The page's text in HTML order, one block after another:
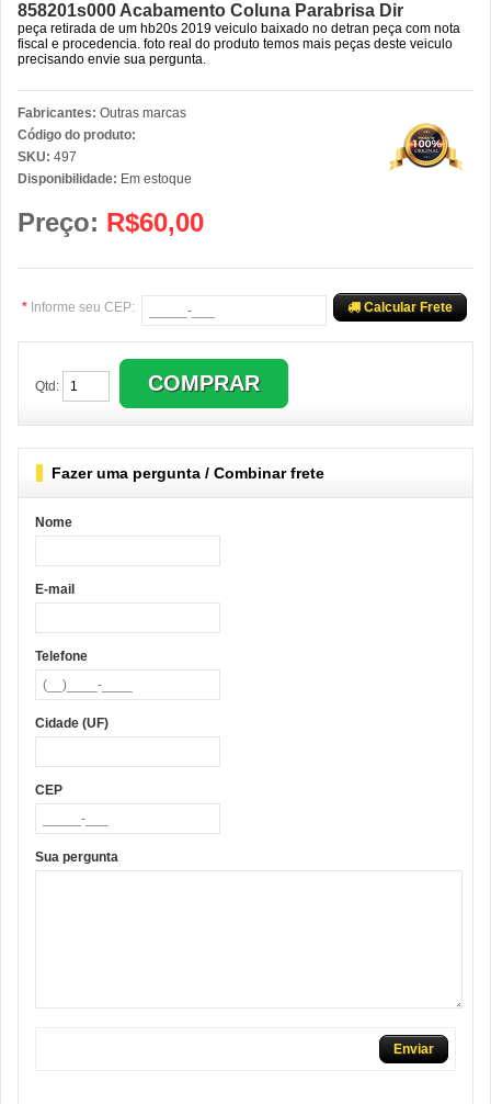
858201s000 Acabamento Coluna Parabrisa Dir
peça retirada de um hb20s 2019 veiculo baixado no detran peça com nota
fiscal e procedencia. foto real do produto temos mais peças deste veiculo
precisando envie sua pergunta.
Fabricantes: Outras marcas
Código do produto:
SKU: 497
Disponibilidade: Em estoque
Preço: R$60,00
* Informe seu CEP: Calcular Frete
Qtd:
Fazer uma pergunta / Combinar frete
Nome
E-mail
Telefone
Cidade (UF)
CEP
Sua pergunta
Enviar